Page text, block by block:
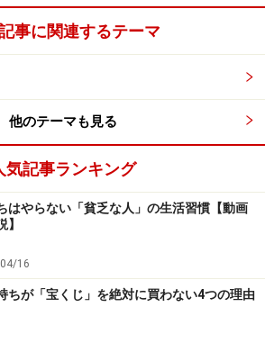
、電子出版や作曲などのライセンス
フィリエイトモデル。
ッジ金融商品です。
、ネットにつながったパソコン1台
。
事に関連するテーマ
他のテーマも見る
気記事ランキング
はやらない「貧乏な人」の生活習慣【動画
】
16
ちが「宝くじ」を絶対に買わない4つの理由